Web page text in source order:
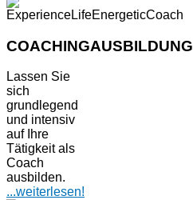
COACHINGAUSBILDUNG
Lassen Sie
sich
grundlegend
und intensiv
auf Ihre
Tätigkeit als
Coach
ausbilden.
...weiterlesen!